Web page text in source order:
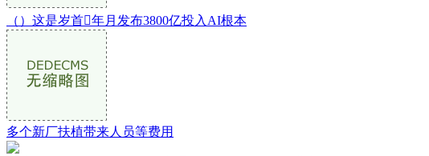
（）这是岁首年月发布3800亿投入AI根本
多个新厂扶植带来人员等费用